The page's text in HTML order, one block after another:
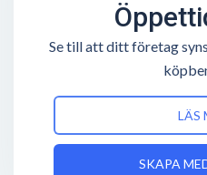
Se till att ditt företag
LÄS
SKAPA